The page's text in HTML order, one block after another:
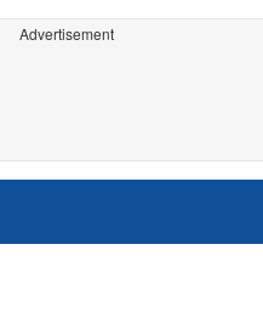
Advertisement